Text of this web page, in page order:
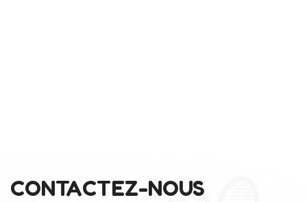
CONTACTEZ-NOUS